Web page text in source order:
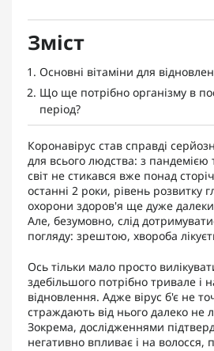
Зміст
Основні вітаміни для
Що ще потрібно організму в
період?
Коронавірус став справді
для всього людства: з пандемією
світ не стикався вже понад
останні 2 роки, рівень розвитку
охорони здоров'я ще дуже
Але, безумовно, слід
погляду: зрештою, хвороба
Ось тільки мало просто
здебільшого потрібно тривале і
відновлення. Адже вірус б'є не
страждають від нього далеко не
Зокрема, дослідженнями
негативно впливає і на волосся,